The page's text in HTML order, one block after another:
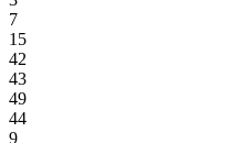
7
15
42
43
49
44
9